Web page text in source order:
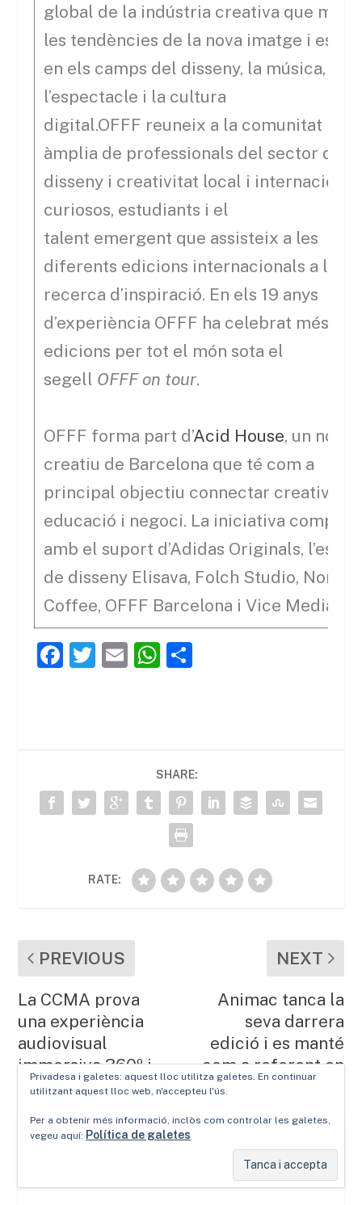
global de la indústria creativa que
les tendències de la nova imatge i
en els camps del disseny, la música, l’art,
l’espectacle i la cultura
digital.OFFF reuneix a la comunitat més
àmplia de professionals del sector del
disseny i creativitat local i internacional,
curiosos, estudiants i el
talent emergent que assisteix a les
diferents edicions internacionals a la
recerca d’inspiració. En els 19 anys
d’experiència OFFF ha celebrat més de
edicions per tot el món sota el
segell OFFF on tour.
OFFF forma part d’Acid House, un nou
creatiu de Barcelona que té com a
principal objectiu connectar creativitat,
educació i negoci. La iniciativa compta
amb el suport d’Adidas Originals,
de disseny Elisava, Folch Studio, Nomad
Coffee, OFFF Barcelona i Vice Media.
F
b
o
o
T
E
W
A
p
p
ar
te
ix
SHARE:
RATE:
PREVIOUS
La CCMA prova
una experiència
audiovisual
immersiva 360º i
accessible
NEXT
Animac tanca la
seva darrera
edició i es manté
com a referent en
animació
ABOUT THE AUTHOR
Privadesa i galetes: aquest lloc utilitza galetes. En continuar
utilitzant aquest lloc web, n'accepteu l'ús.
Per a obtenir més informació, inclòs com controlar les galetes,
vegeu aquí: Política de galetes